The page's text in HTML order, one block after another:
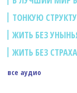
ТОНКУЮ
ЖИТЬ БЕЗ
ЖИТЬ БЕЗ
все аудио